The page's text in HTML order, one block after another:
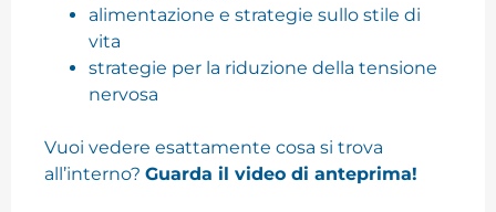
alimentazione e strategie sullo stile di
vita
strategie per la riduzione della tensione
nervosa
Vuoi vedere esattamente cosa si trova
all’interno? Guarda il video di anteprima!